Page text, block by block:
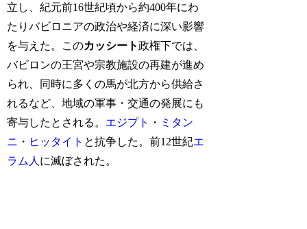
立し、紀元前16世紀頃から約400年にわ
たりバビロニアの政治や経済に深い影響
を与えた。このカッシート政権下では、
バビロンの王宮や宗教施設の再建が進め
られ、同時に多くの馬が北方から供給さ
れるなど、地域の軍事・交通の発展にも
寄与したとされる。 エジプト ・ ミタン
ニ ・ ヒッタイト と抗争した。前12世紀エ
ラム人 に滅ぼされた。